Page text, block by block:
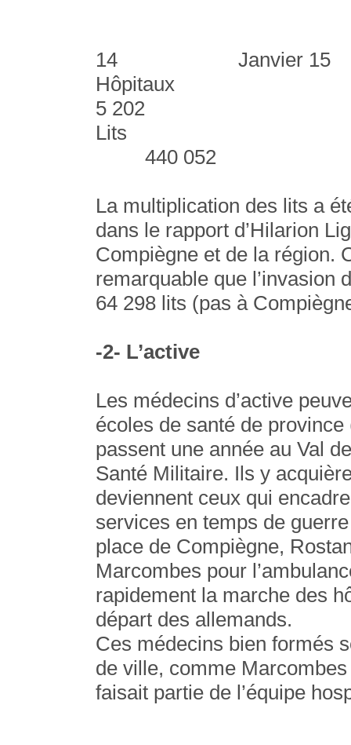
14 Janvier 15
5 202
Lits
440 052
La multiplication des lits a
dans le rapport d’Hilarion
Compiègne et de la région.
remarquable que l’invasion
64 298 lits (pas à
-2- L’active
Les médecins d’active
écoles de santé de
passent une année au Val
Santé Militaire. Ils y
deviennent ceux qui
services en temps de
place de Compiègne,
Marcombes pour
rapidement la marche des
départ des allemands.
Ces médecins bien formés
de ville, comme
faisait partie de l’équipe